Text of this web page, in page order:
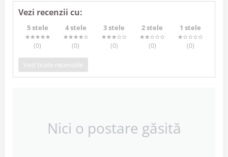
Vezi recenzii cu:
5 stele
(0)
4 stele
(0)
3 stele
(0)
2 stele
(0)
1 stele
(0)
Vezi toate recenziile
Nici o postare găsită